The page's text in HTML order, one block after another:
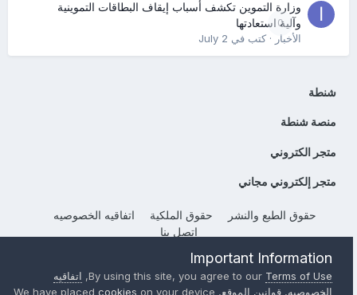
0
وزارة التموين تكشف أسباب إيقاف البطاقات التموينية
وآلية استعادتها
الأخبار· كتب في July 2
شنطة
منصة شنطة
متجر الكتروني
متجر إلكتروني مجاني
حقوق الطبع والنشر حقوق الملكية
اتفاقيه الخصوصيه
إتصل بنا
Powered by Invision CommunityImportant Information
By using this site, you agree to ourTerms of Use
, اتفاقيه
الخصوصيه, قوانين الموقع, We have placed
cookies on your device